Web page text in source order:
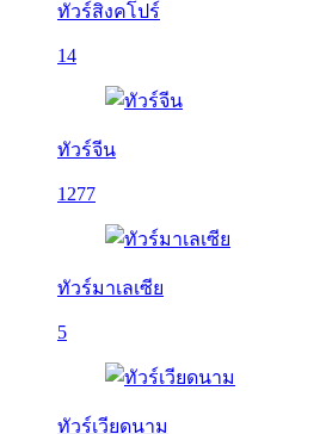
ทัวร์สิงคโปร์
14
ทัวร์จีน
1277
ทัวร์มาเลเซีย
5
ทัวร์เวียดนาม